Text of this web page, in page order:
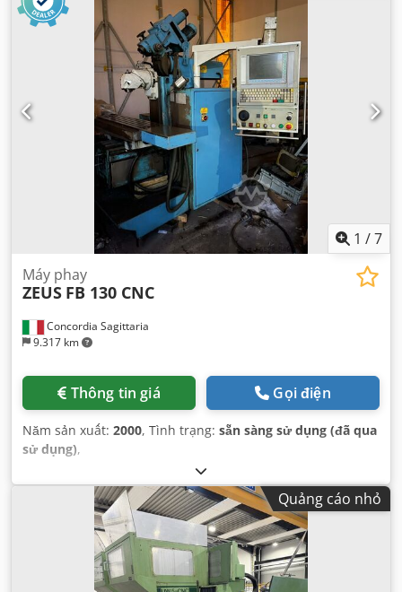
1 /7
Concordia Sagittaria
9.317 km
Máy phay
ZEUS FB 130 CNC
Thông tin giá Gọi điện
Năm sản xuất: 2000, Tình trạng: sẵn sàng sử dụng (đã qua
sử dụng),
Quảng cáo nhỏ